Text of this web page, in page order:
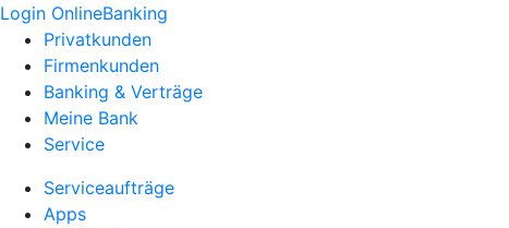
Login OnlineBanking
Privatkunden
Firmenkunden
Banking & Verträge
Meine Bank
Service
Serviceaufträge
Apps